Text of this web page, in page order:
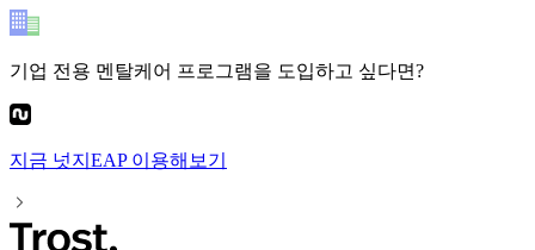
기업 전용 멘탈케어 프로그램을 도입하고 싶다면?
지금 넛지EAP이용해보기